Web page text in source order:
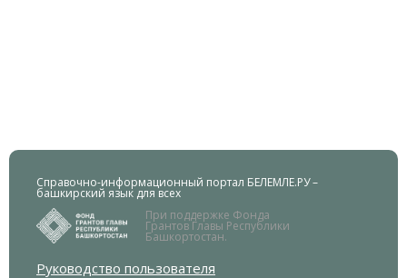
Справочно-информационный портал БЕЛЕМЛЕ.РУ –
башкирский язык для всех
При поддержке Фонда
Грантов Главы Республики
Башкортостан.
Руководство пользователя